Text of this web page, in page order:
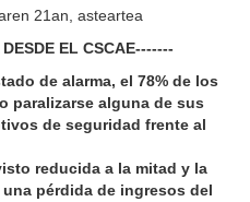
21an, asteartea
EL CSCAE-------
de alarma, el 78% de los
paralizarse alguna de sus
de seguridad frente al
reducida a la mitad y la
pérdida de ingresos del